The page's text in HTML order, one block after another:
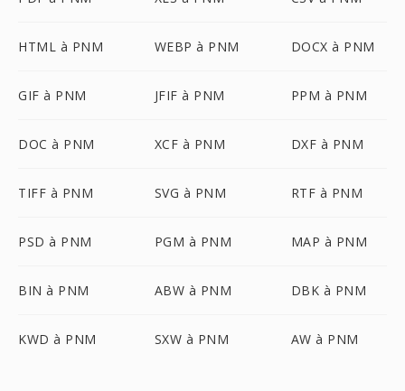
HTML à PNM WEBP à PNM DOCX à PNM
GIF à PNM JFIF à PNM PPM à PNM
DOC à PNM XCF à PNM DXF à PNM
TIFF à PNM SVG à PNM RTF à PNM
PSD à PNM PGM à PNM MAP à PNM
BIN à PNM ABW à PNM DBK à PNM
KWD à PNM SXW à PNM AW à PNM